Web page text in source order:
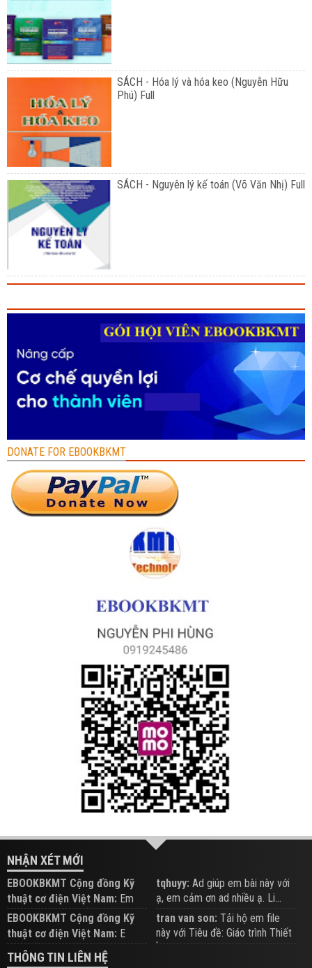
SÁCH - Hóa lý và hóa keo (Nguyễn Hữu
Phú) Full
SÁCH - Nguyên lý kế toán (Võ Văn Nhị) Full
DONATE FOR EBOOKBKMT
NHẬN XÉT MỚI
EBOOKBKMT Cộng đồng Kỹ
thuật cơ điện Việt Nam: Em
đăng trên Group hỗ trợ nhé
tqhuyy: Ad giúp em bài này với
ạ, em cảm ơn ad nhiều ạ. Li...
EBOOKBKMT Cộng đồng Kỹ
thuật cơ điện Việt Nam: E
xem hỗ trợ trên Group
tran van son: Tải hộ em file
này với Tiêu đề: Giáo trình Thiết
b...
THÔNG TIN LIÊN HỆ